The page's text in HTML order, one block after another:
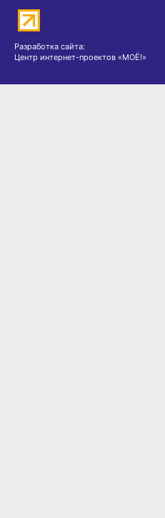
Разработка сайта:
Центр интернет-проектов «МОЁ!»